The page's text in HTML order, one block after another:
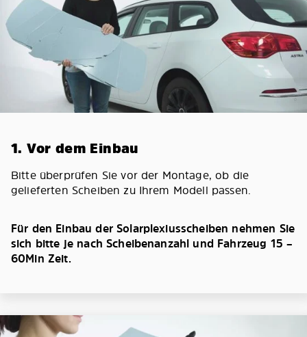
1. Vor dem Einbau
Bitte überprüfen Sie vor der Montage, ob die
gelieferten Scheiben zu Ihrem Modell passen.
Für den Einbau der Solarplexiusscheiben nehmen Sie
sich bitte je nach Scheibenanzahl und Fahrzeug 15 –
60Min Zeit.